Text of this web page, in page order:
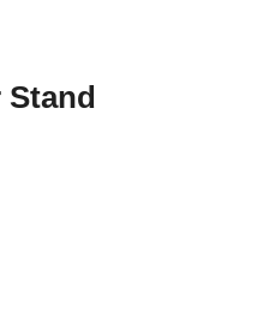
Stand